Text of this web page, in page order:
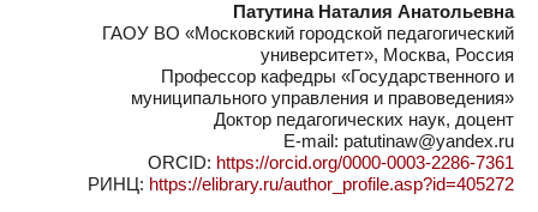
Патутина Наталия Анатольевна
ГАОУ ВО «Московский городской педагогический
университет», Москва, Россия
Профессор кафедры «Государственного и
муниципального управления и правоведения»
Доктор педагогических наук, доцент
E-mail: patutinaw@yandex.ru
ORCID: https://orcid.org/0000-0003-2286-7361
РИНЦ: https://elibrary.ru/author_profile.asp?id=405272